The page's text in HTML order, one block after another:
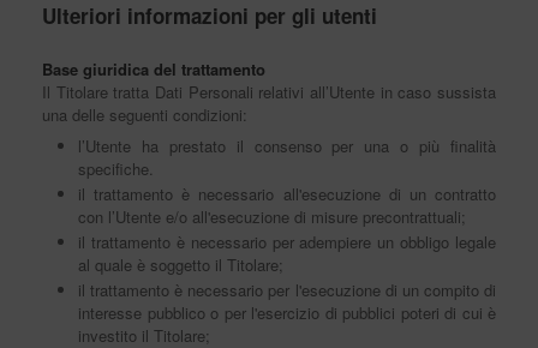
Ulteriori informazioni per gli utenti
Base giuridica del trattamento
Il Titolare tratta Dati Personali relativi all’Utente in caso sussista
una delle seguenti condizioni:
l’Utente ha prestato il consenso per una o più finalità
specifiche.
il trattamento è necessario all'esecuzione di un contratto
con l’Utente e/o all'esecuzione di misure precontrattuali;
il trattamento è necessario per adempiere un obbligo legale
al quale è soggetto il Titolare;
il trattamento è necessario per l'esecuzione di un compito di
interesse pubblico o per l'esercizio di pubblici poteri di cui è
investito il Titolare;